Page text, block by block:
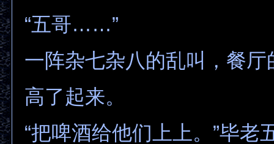
“五哥……”
一阵杂七杂八的乱叫，餐厅
高了起来。
“把啤酒给他们上上。”毕老